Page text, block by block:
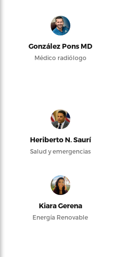
González Pons MD
Médico radiólogo
Heriberto N. Saurí
Salud y emergencias
Kiara Gerena
Energía Renovable